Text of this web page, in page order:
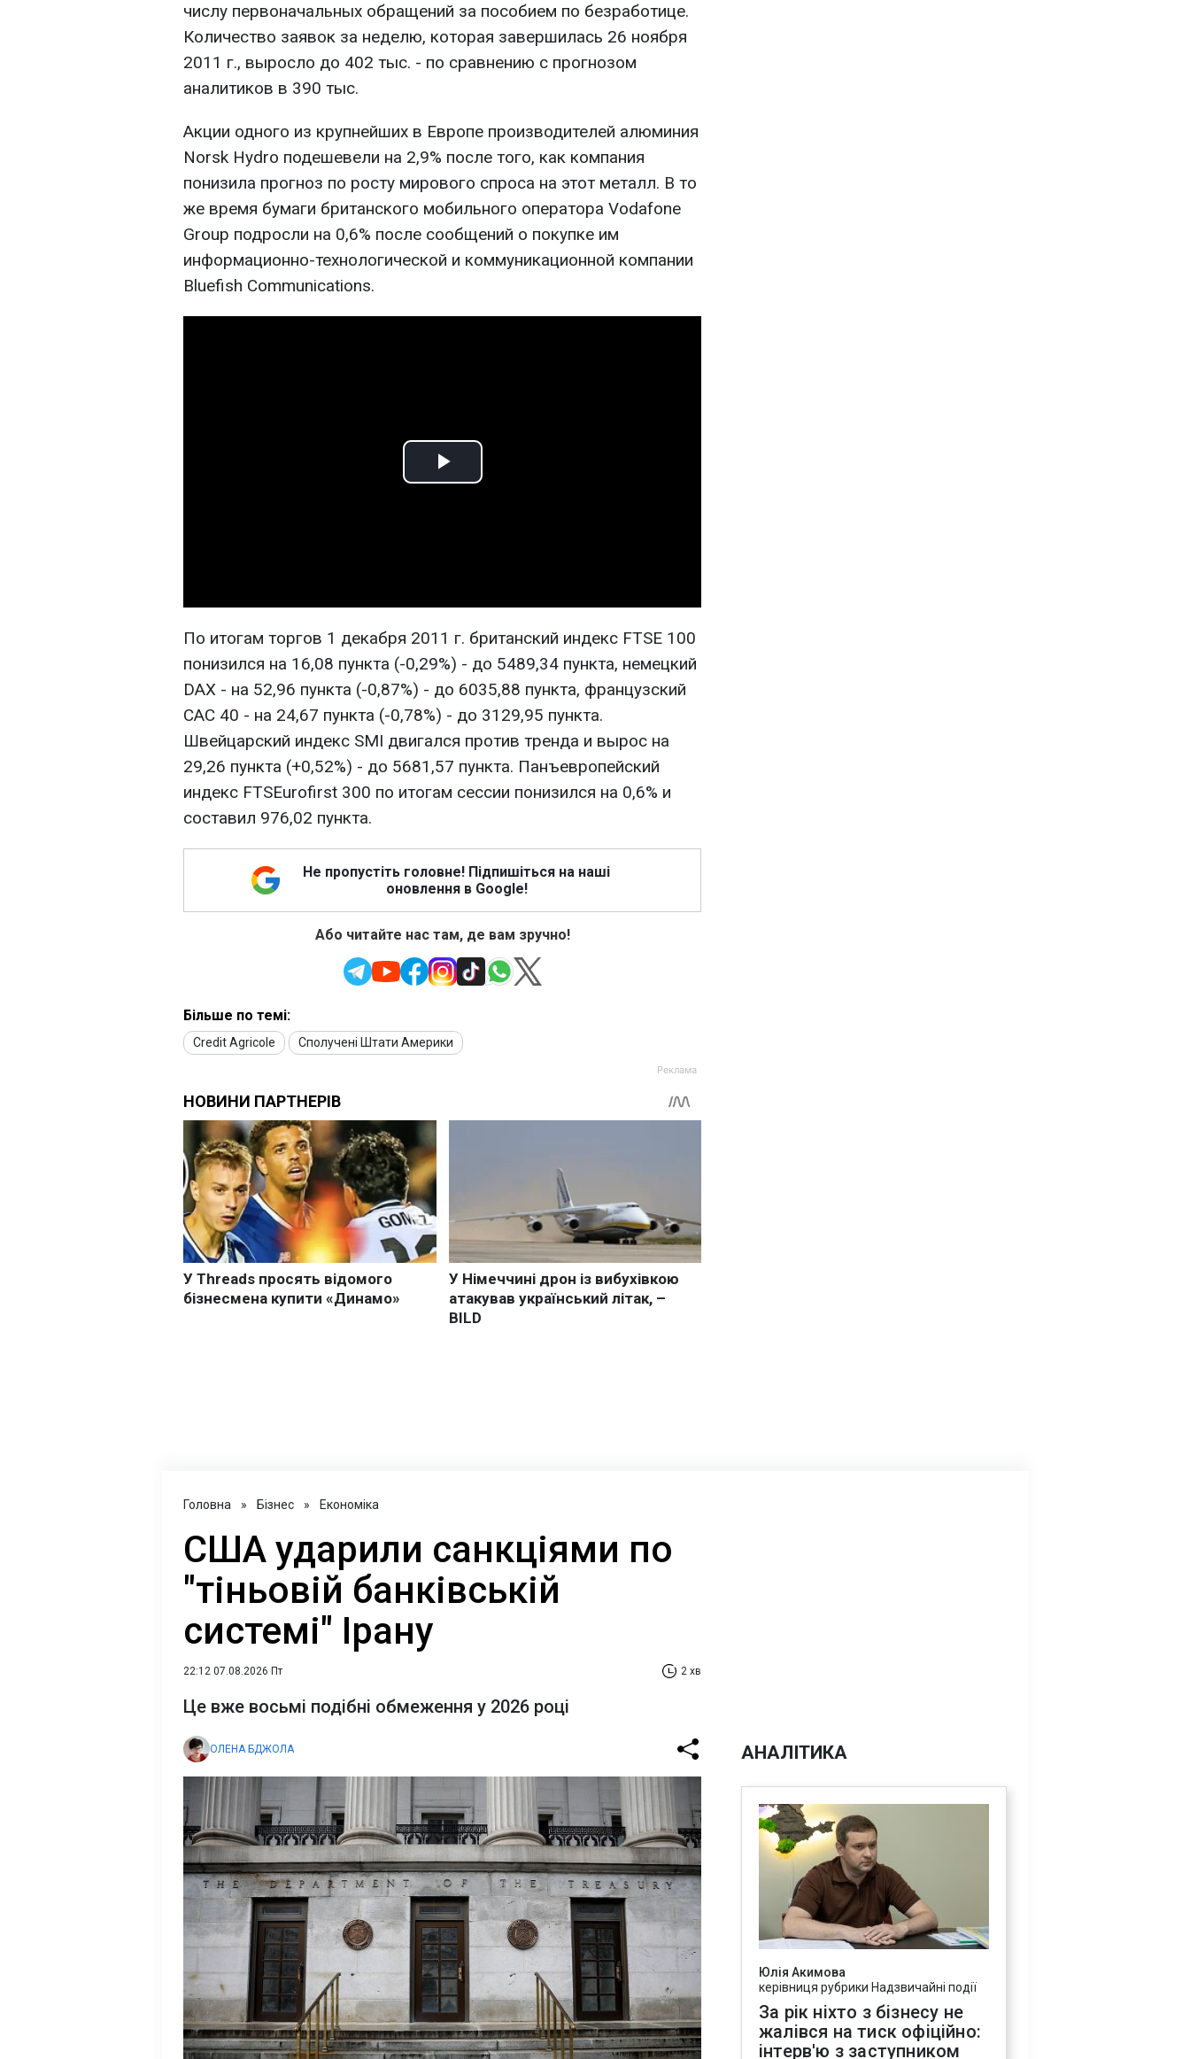
числу первоначальных обращений за пособием по безработице.
Количество заявок за неделю, которая завершилась 26 ноября
2011 г., выросло до 402 тыс. - по сравнению с прогнозом
аналитиков в 390 тыс.
Акции одного из крупнейших в Европе производителей алюминия
Norsk Hydro подешевели на 2,9% после того, как компания
понизила прогноз по росту мирового спроса на этот металл. В то
же время бумаги британского мобильного оператора Vodafone
Group подросли на 0,6% после сообщений о покупке им
информационно-технологической и коммуникационной компании
Bluefish Communications.
Play
По итогам торгов 1 декабря 2011 г. британский индекс FTSE 100
понизился на 16,08 пункта (-0,29%) - до 5489,34 пункта, немецкий
DAX - на 52,96 пункта (-0,87%) - до 6035,88 пункта, французский
CAC 40 - на 24,67 пункта (-0,78%) - до 3129,95 пункта.
Швейцарский индекс SMI двигался против тренда и вырос на
29,26 пункта (+0,52%) - до 5681,57 пункта. Панъевропейский
индекс FTSEurofirst 300 по итогам сессии понизился на 0,6% и
составил 976,02 пункта.
Не пропустіть головне! Підпишіться на наші
оновлення в Google!
Або читайте нас там, де вам зручно!
Більше по темі:
Credit Agricole Сполучені Штати Америки
Головна » Бізнес » Економіка
США ударили санкціями по
"тіньовій банківській
системі" Ірану
22:12 07.08.2026 Пт 2 хв
Це вже восьмі подібні обмеження у 2026 році
ОЛЕНА БДЖОЛА АНАЛІТИКА
Юлія Акимова
керівниця рубрики Надзвичайні події
За рік ніхто з бізнесу не
жалівся на тиск офіційно:
інтерв'ю з заступником